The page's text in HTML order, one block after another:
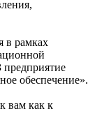
в рамках
обеспечение».
вам как к